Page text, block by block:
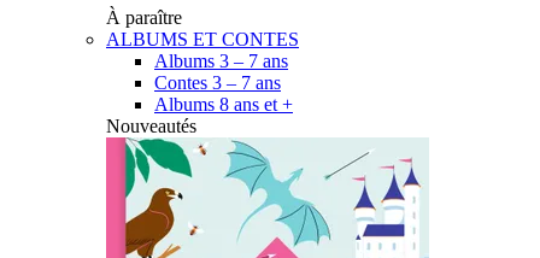
À paraître
ALBUMS ET CONTES
Albums 3 – 7 ans
Contes 3 – 7 ans
Albums 8 ans et +
Nouveautés